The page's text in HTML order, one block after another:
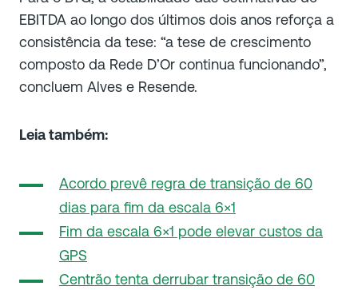
EBITDA ao longo dos últimos dois anos reforça a
consistência da tese: “a tese de crescimento
composto da Rede D’Or continua funcionando”,
concluem Alves e Resende.
Leia também:
Acordo prevê regra de transição de 60
dias para fim da escala 6×1
Fim da escala 6×1 pode elevar custos da
GPS
Centrão tenta derrubar transição de 60